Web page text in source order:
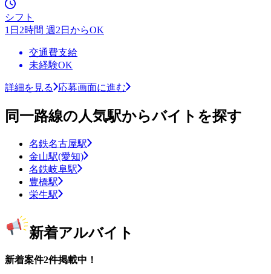
シフト
1日2時間 週2日からOK
交通費支給
未経験OK
詳細を見る 応募画面に進む
同一路線の人気駅からバイトを探す
名鉄名古屋駅
金山駅(愛知)
名鉄岐阜駅
豊橋駅
栄生駅
新着アルバイト
新着案件2件掲載中！